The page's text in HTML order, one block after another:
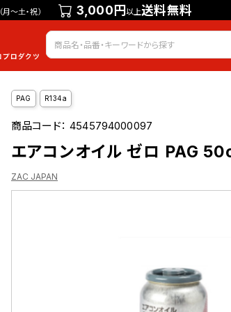
（月～土・祝） 3,000円以上送料無料
会員登録 ログイン
PAG R134a
商品コード：4545794000097
エアコンオイル ゼロ PAG
ZAC JAPAN